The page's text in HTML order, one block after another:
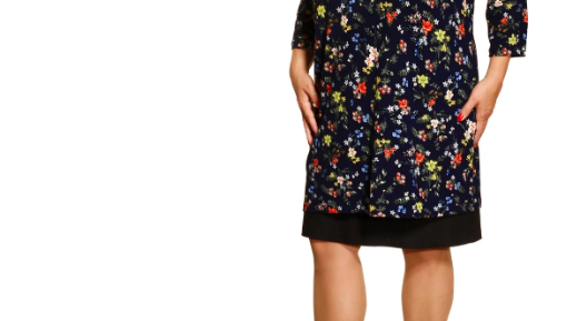
MAJKA TEXTILNÍ KŮŽE - JEDNODUCHÝ ROVNÝ
1 200 Kč